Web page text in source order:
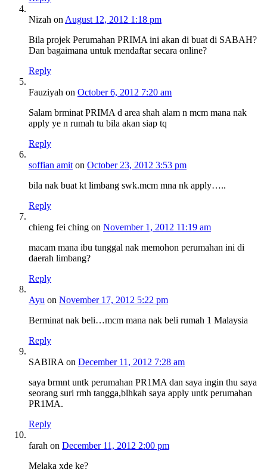
Nizah on August 12, 2012 1:18 pm
Bila projek Perumahan PRIMA ini akan di buat di SABAH?
Dan bagaimana untuk mendaftar secara online?
Reply
Fauziyah on October 6, 2012 7:20 am
Salam brminat PRIMA d area shah alam n mcm mana nak
apply ye n rumah tu bila akan siap tq
Reply
soffian amit on October 23, 2012 3:53 pm
bila nak buat kt limbang swk.mcm mna nk apply…..
Reply
chieng fei ching on November 1, 2012 11:19 am
macam mana ibu tunggal nak memohon perumahan ini di
daerah limbang?
Reply
Ayu on November 17, 2012 5:22 pm
Berminat nak beli…mcm mana nak beli rumah 1 Malaysia
Reply
SABIRA on December 11, 2012 7:28 am
saya brmnt untk perumahan PR1MA dan saya ingin thu saya
seorang suri rmh tangga,blhkah saya apply untk perumahan
PR1MA.
Reply
farah on December 11, 2012 2:00 pm
Melaka xde ke?